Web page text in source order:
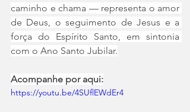
caminho e chama — representa o amor
de Deus, o seguimento de Jesus e a
força do Espírito Santo, em sintonia
com o Ano Santo Jubilar.
Acompanhe por aqui:
https://youtu.be/4SUflEWdEr4